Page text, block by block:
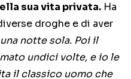
sua vita privata. Ha
droghe e di aver
una notte sola. Poi il
undici volte, e io le
il classico uomo che